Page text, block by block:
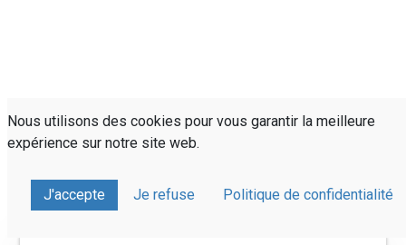
Nous utilisons des cookies pour vous garantir la meilleure
expérience sur notre site web.
J'accepte Je refuse Politique de confidentialité